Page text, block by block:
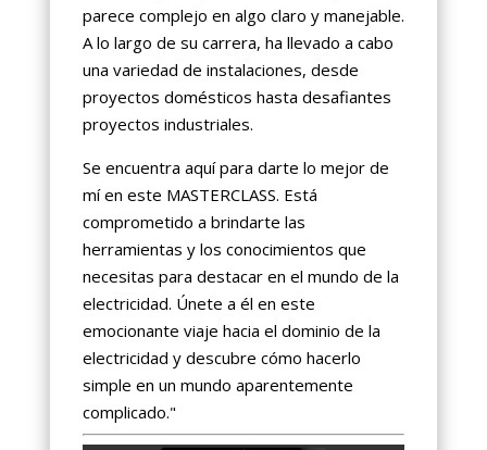
parece complejo en algo claro y manejable.
A lo largo de su carrera, ha llevado a cabo
una variedad de instalaciones, desde
proyectos domésticos hasta desafiantes
proyectos industriales.
Se encuentra aquí para darte lo mejor de
mí en este MASTERCLASS. Está
comprometido a brindarte las
herramientas y los conocimientos que
necesitas para destacar en el mundo de la
electricidad. Únete a él en este
emocionante viaje hacia el dominio de la
electricidad y descubre cómo hacerlo
simple en un mundo aparentemente
complicado."